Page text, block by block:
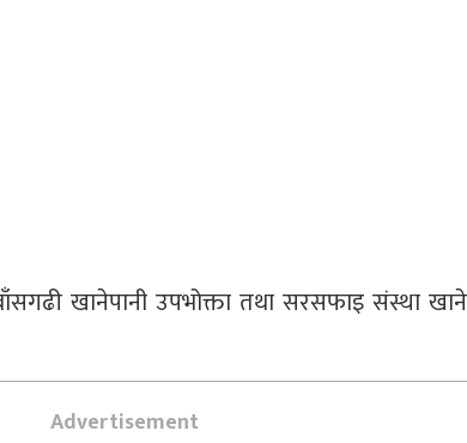
खानेपानी उपभोक्ता तथा सरसफाइ संस्था
Advertisement